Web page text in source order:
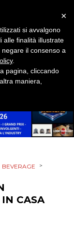
BEVERAGE >
CASA
×
si avvalgono
alle finalità illustrate
il consenso a
.
pagina, cliccando
maniera,